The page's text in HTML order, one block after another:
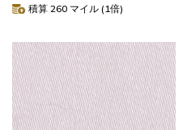
積算 260 マイル (1倍)